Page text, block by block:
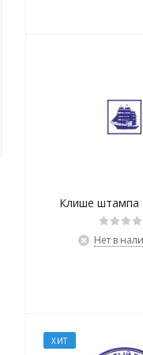
Клише штампа
Нет в
ХИТ